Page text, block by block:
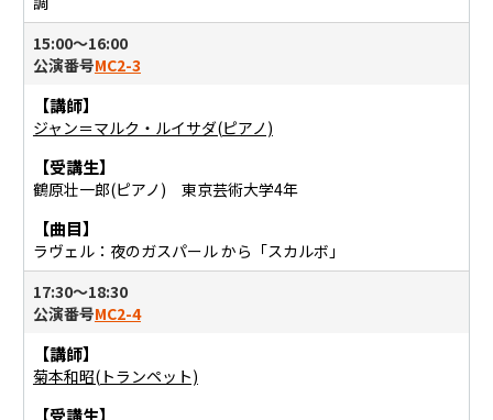
15:00〜16:00
公演番号MC2-3
【講師】
ジャン＝マルク・ルイサダ(ピアノ)
【受講生】
鶴原壮一郎(ピアノ) 東京芸術大学4年
【曲目】
ラヴェル：夜のガスパール から「スカルボ」
17:30〜18:30
公演番号MC2-4
【講師】
菊本和昭(トランペット)
【受講生】